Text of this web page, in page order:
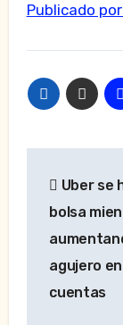
Publicado
de
Uber se
bolsa
agujero
cuentas